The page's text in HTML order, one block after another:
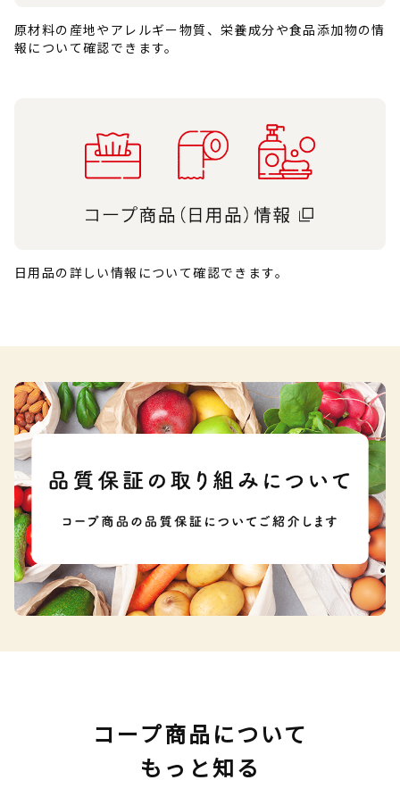
原材料の産地やアレルギー物質、栄養成分や食品添加物の情
報について確認できます。
日用品の詳しい情報について確認できます。
コープ商品について
もっと知る